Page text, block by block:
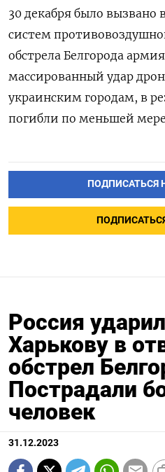
30 декабря было вызвано
систем
обстрела Белгорода
массированный удар
украинским городам, в
погибли по меньшей
ПОДПИСАТЬСЯ
ПОДПИСАТЬСЯ
Россия
Харькову в
обстрел
Пострадали
человек
31.12.2023